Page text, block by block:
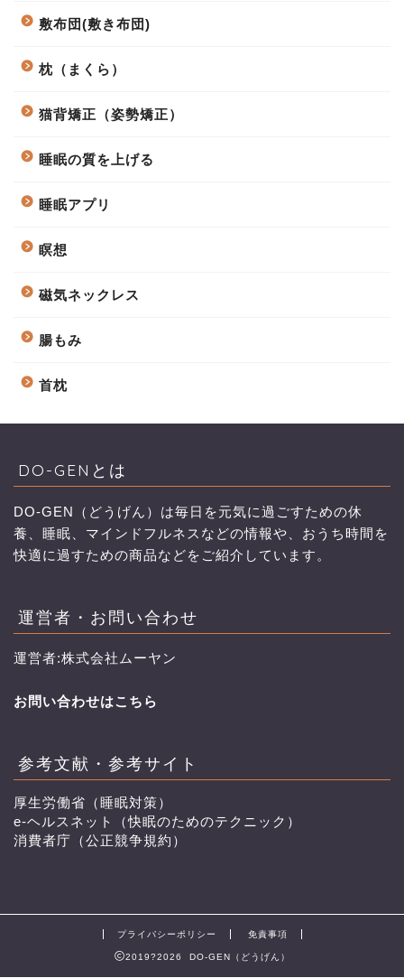
敷布団(敷き布団)
枕（まくら）
猫背矯正（姿勢矯正）
睡眠の質を上げる
睡眠アプリ
瞑想
磁気ネックレス
腸もみ
首枕
DO-GENとは
DO-GEN（どうげん）は毎日を元気に過ごすための休
養、睡眠、マインドフルネスなどの情報や、おうち時間を
快適に過すための商品などをご紹介しています。
運営者・お問い合わせ
運営者:株式会社ムーヤン
お問い合わせはこちら
参考文献・参考サイト
厚生労働省（睡眠対策）
e-ヘルスネット（快眠のためのテクニック）
消費者庁（公正競争規約）
プライバシーポリシー 免責事項
2019?2026 DO-GEN（どうげん）